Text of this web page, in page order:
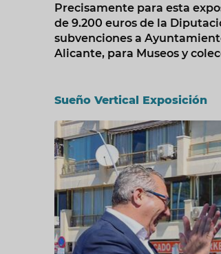
Precisamente para esta
de 9.200 euros de la
subvenciones a
Alicante, para Museos y
Sueño Vertical Exposición